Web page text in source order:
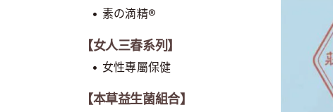
• 素の滴精®
【女人三春系列】
• 女性專屬保健
【本草益生菌組合】